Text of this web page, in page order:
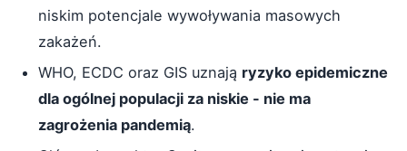
niskim potencjale wywoływania masowych
zakażeń.
WHO, ECDC oraz GIS uznają ryzyko epidemiczne
dla ogólnej populacji za niskie - nie ma
zagrożenia pandemią.